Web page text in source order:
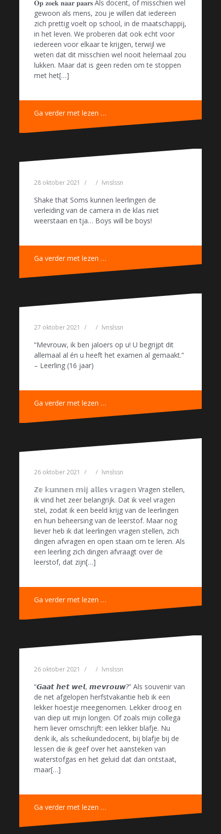
𝐎𝐩 𝐳𝐨𝐞𝐤 𝐧𝐚𝐚𝐫 𝐩𝐚𝐚𝐫𝐬 Als docent, of misschien wel
gewoon als mens, zou je willen dat iedereen
zich prettig voelt op school, in de maatschappij,
in het leven. We proberen dat ook echt voor
iedereen voor elkaar te krijgen, terwijl we
weten dat dit misschien wel nooit helemaal zou
lukken. Maar dat is geen reden om te stoppen
met het[…]
Ga verder met lezen …
28 oktober 2021 lvnslssn
Shake that Soms kunnen leerlingen de
verleiding van de camera in de klas niet
weerstaan en tja… Boys will be boys!
Ga verder met lezen …
27 oktober 2021 lvnslssn
“Mevrouw, ik ben jaloers op u! U begrijpt dit
allemaal al én u heeft het examen al gemaakt.”
– Leerling (16 jaar)
Ga verder met lezen …
26 oktober 2021 lvnslssn
ℤ𝕖 𝕜𝕦𝕟𝕟𝕖𝕟 𝕞𝕚𝕛 𝕒𝕝𝕝𝕖𝕤 𝕧𝕣𝕒𝕘𝕖𝕟 Vragen stellen,
ik vind het zeer belangrijk. Dat ik veel vragen
stel, zodat ik een beeld krijg van de leerlingen
en hun beheersing van de leerstof. Maar nog
liever heb ik dat leerlingen vragen stellen, zich
dingen afvragen en open staan om te leren. Als
een leerling zich dingen afvraagt over de
leerstof, dat zijn[…]
Ga verder met lezen …
26 oktober 2021 lvnslssn
“𝙂𝙖𝙖𝙩 𝙝𝙚𝙩 𝙬𝙚𝙡, 𝙢𝙚𝙫𝙧𝙤𝙪𝙬?” Als souvenir van
de net afgelopen herfstvakantie heb ik een
lekker hoestje meegenomen. Lekker droog en
van diep uit mijn longen. Of zoals mijn collega
hem liever omschrijft: een lekker blafje. Nu
denk ik, als scheikundedocent, bij blafje bij de
lessen die ik geef over het aansteken van
waterstofgas en het geluid dat dan ontstaat,
maar[…]
Ga verder met lezen …